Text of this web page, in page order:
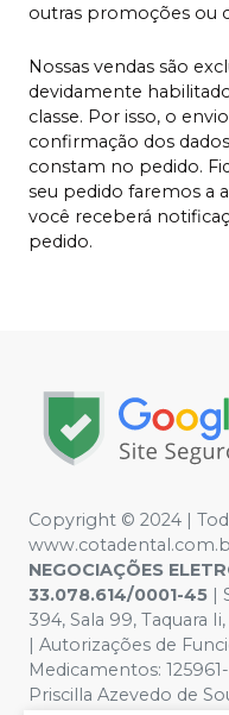
outras promoções ou
Nossas vendas são
devidamente
classe. Por isso, o
confirmação dos
constam no pedido.
seu pedido faremos a
você receberá
pedido.
Copyright © 2024 |
NEGOCIAÇÕES
33.078.614/0001-45 |
394, Sala 99, Taquara
| Autorizações de
Medicamentos:
Priscilla Azevedo de